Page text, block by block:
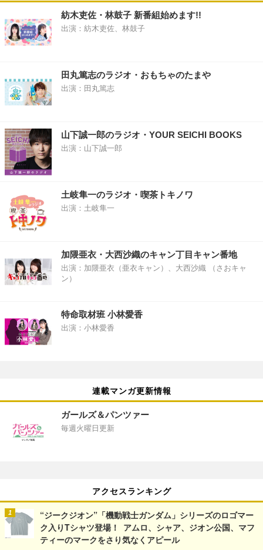
紡木吏佐・林鼓子 新番組始めます!!
出演：紡木吏佐、林鼓子
田丸篤志のラジオ・おもちゃのたまや
出演：田丸篤志
山下誠一郎のラジオ・YOUR SEICHI BOOKS
出演：山下誠一郎
土岐隼一のラジオ・喫茶トキノワ
出演：土岐隼一
加隈亜衣・大西沙織のキャン丁目キャン番地
出演：加隈亜衣（亜衣キャン）、大西沙織 （さおキャ
ン）
特命取材班 小林愛香
出演：小林愛香
連載マンガ更新情報
ガールズ＆パンツァー
毎週火曜日更新
アクセスランキング
“ジークジオン”「機動戦士ガンダム」シリーズのロゴマー
ク入りTシャツ登場！ アムロ、シャア、ジオン公国、マフ
ティーのマークをさり気なくアピール